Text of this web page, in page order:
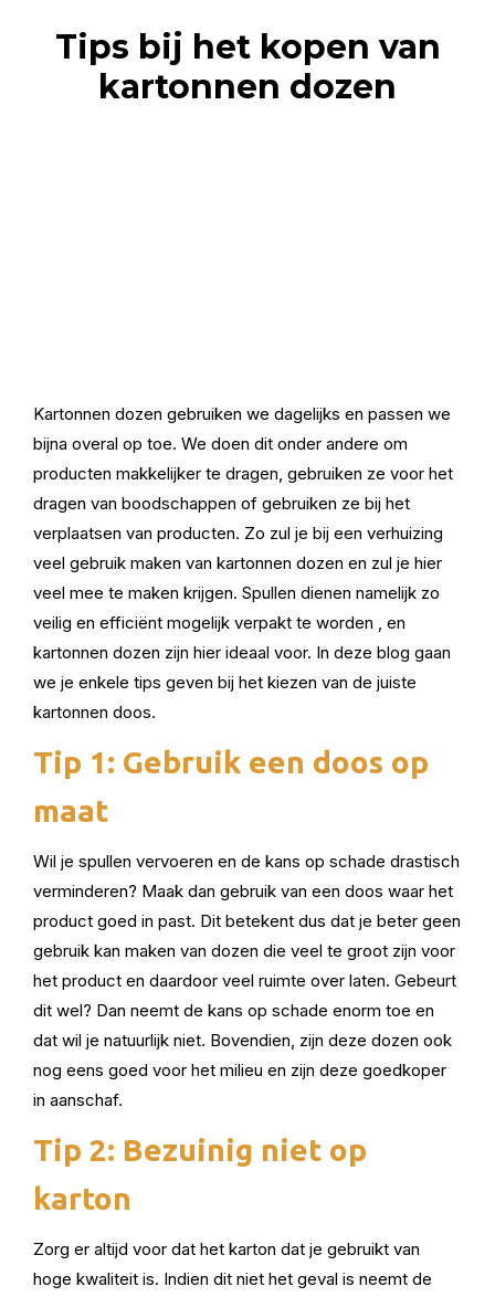
Tips bij het kopen van
kartonnen dozen
Kartonnen dozen gebruiken we dagelijks en passen we
bijna overal op toe. We doen dit onder andere om
producten makkelijker te dragen, gebruiken ze voor het
dragen van boodschappen of gebruiken ze bij het
verplaatsen van producten. Zo zul je bij een verhuizing
veel gebruik maken van kartonnen dozen en zul je hier
veel mee te maken krijgen. Spullen dienen namelijk zo
veilig en efficiënt mogelijk verpakt te worden , en
kartonnen dozen zijn hier ideaal voor. In deze blog gaan
we je enkele tips geven bij het kiezen van de juiste
kartonnen doos.
Tip 1: Gebruik een doos op
maat
Wil je spullen vervoeren en de kans op schade drastisch
verminderen? Maak dan gebruik van een doos waar het
product goed in past. Dit betekent dus dat je beter geen
gebruik kan maken van dozen die veel te groot zijn voor
het product en daardoor veel ruimte over laten. Gebeurt
dit wel? Dan neemt de kans op schade enorm toe en
dat wil je natuurlijk niet. Bovendien, zijn deze dozen ook
nog eens goed voor het milieu en zijn deze goedkoper
in aanschaf.
Tip 2: Bezuinig niet op
karton
Zorg er altijd voor dat het karton dat je gebruikt van
hoge kwaliteit is. Indien dit niet het geval is neemt de